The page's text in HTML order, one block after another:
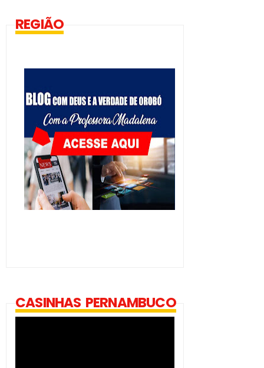
REGIÃO
CASINHAS PERNAMBUCO